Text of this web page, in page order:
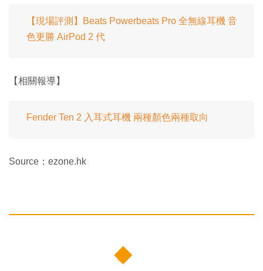
【現場評測】Beats Powerbeats Pro 全無線耳機 音
色更勝 AirPod 2 代
【相關報導】
Fender Ten 2 入耳式耳機 兩種顏色兩種取向
Source：ezone.hk